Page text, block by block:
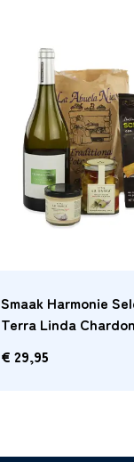
Smaak Harmonie
Calalenta Rosato
€ 31,95